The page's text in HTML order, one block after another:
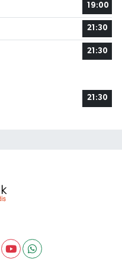
19:00
21:30
21:30
21:30